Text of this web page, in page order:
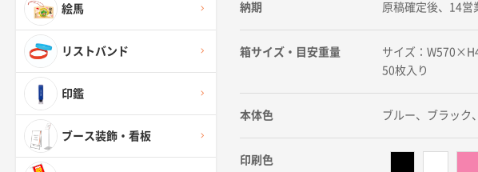
絵馬
リストバンド
印鑑
ブース装飾・看板
納期 原稿確定後、14営
箱サイズ・目安重量
サイズ：
50枚入り
本体色 ブルー、ブラック
印刷色